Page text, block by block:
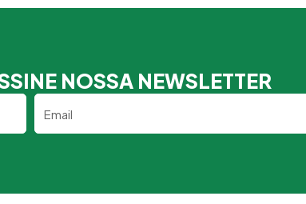
NOSSA NEWSLETTER